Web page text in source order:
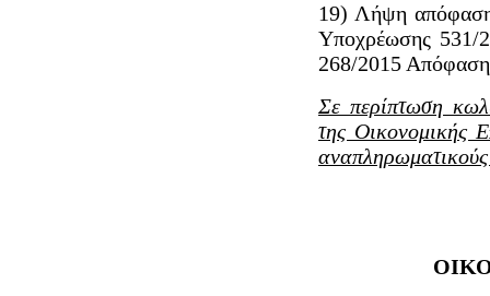
19) Λήψη
Υποχρέωσης 531/
268/2015
Σε περίπτωση
της Οικονομικής